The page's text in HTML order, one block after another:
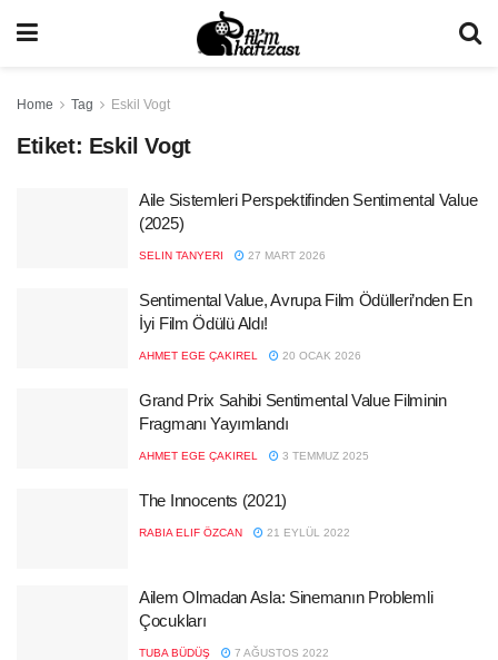
Home Tag Eskil Vogt
Etiket: Eskil Vogt
Aile Sistemleri Perspektifinden Sentimental Value
(2025)
SELIN TANYERI 27 MART 2026
Sentimental Value, Avrupa Film Ödülleri’nden En
İyi Film Ödülü Aldı!
AHMET EGE ÇAKIREL 20 OCAK 2026
Grand Prix Sahibi Sentimental Value Filminin
Fragmanı Yayımlandı
AHMET EGE ÇAKIREL 3 TEMMUZ 2025
The Innocents (2021)
RABIA ELIF ÖZCAN 21 EYLÜL 2022
Ailem Olmadan Asla: Sinemanın Problemli
Çocukları
TUBA BÜDÜŞ 7 AĞUSTOS 2022